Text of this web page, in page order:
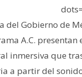
del Gobierno de
A.C. presentan
inmersiva que
a partir del